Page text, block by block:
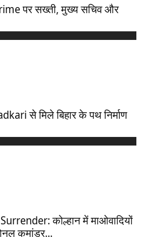
पर सख्ती, मुख्य सचिव और
से मिले बिहार के पथ निर्माण
कोल्हान में माओवादियों
कमांडर...